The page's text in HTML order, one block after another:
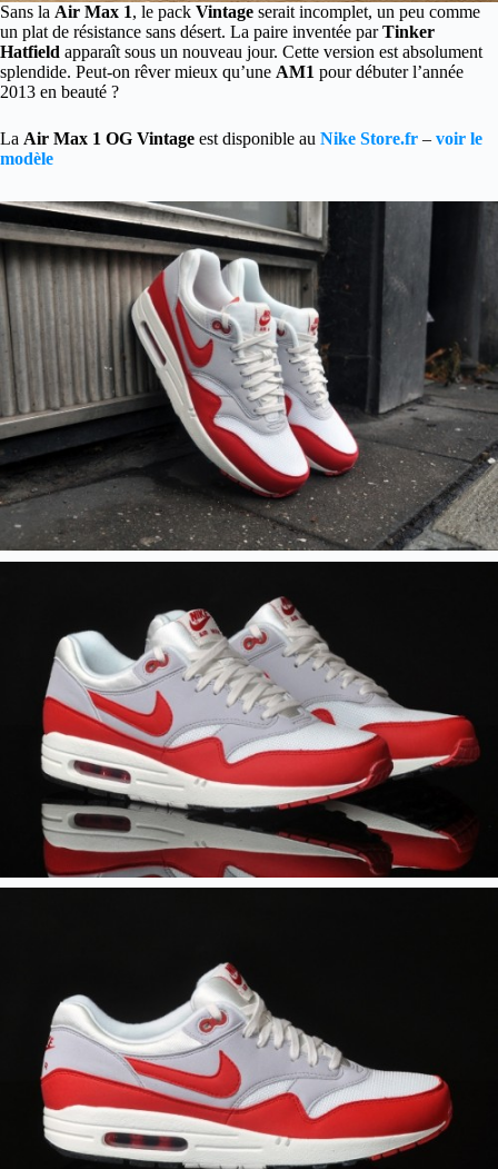
Sans la Air Max 1, le pack Vintage serait incomplet, un peu comme
un plat de résistance sans désert. La paire inventée parTinker
Hatfield apparaît sous un nouveau jour. Cette version est absolument
splendide. Peut-on rêver mieux qu’une AM1 pour débuter l’année
2013 en beauté ?
La Air Max 1 OG Vintage est disponible au Nike Store.fr – voir le
modèle